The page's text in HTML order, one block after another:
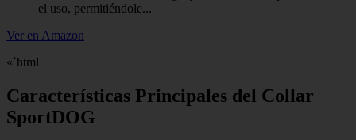
el uso, permitiéndole...
Ver en Amazon
«`html
Características Principales del Collar
SportDOG